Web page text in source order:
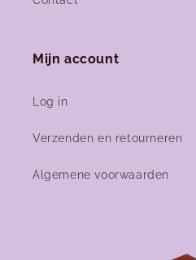
Mijn account
Log in
Verzenden en retourneren
Algemene voorwaarden